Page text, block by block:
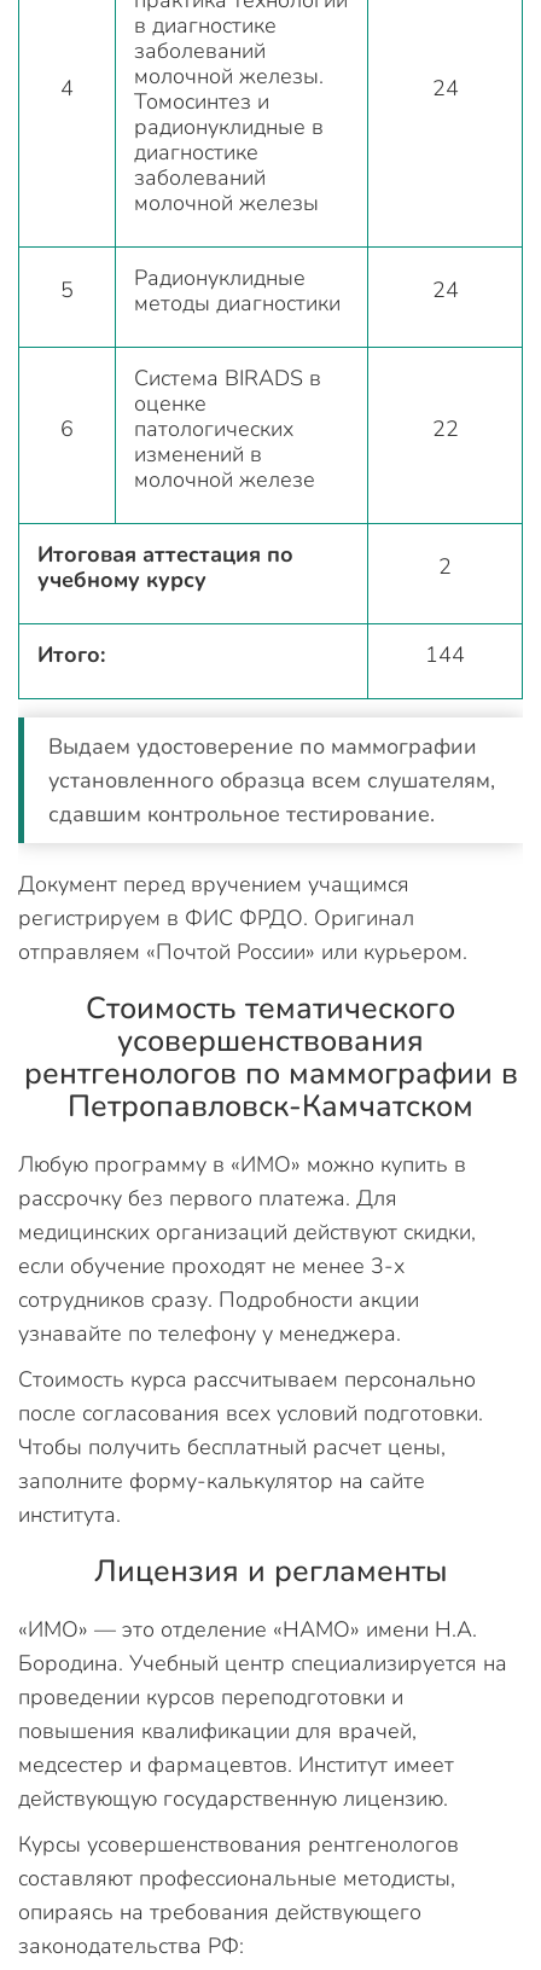
4
в диагностике
заболеваний
молочной железы.
Томосинтез и
радионуклидные в
диагностике
заболеваний
молочной железы
24
5
Радионуклидные
методы диагностики
24
6
Система BIRADS в
оценке
патологических
изменений в
молочной железе
22
Итоговая аттестация по
учебному курсу
2
Итого: 144
Выдаем удостоверение по маммографии
установленного образца всем слушателям,
сдавшим контрольное тестирование.
Документ перед вручением учащимся
регистрируем в ФИС ФРДО. Оригинал
отправляем «Почтой России» или курьером.
Стоимость тематического
усовершенствования
рентгенологов по маммографии в
Петропавловск-Камчатском
Любую программу в «ИМО» можно купить в
рассрочку без первого платежа. Для
медицинских организаций действуют скидки,
если обучение проходят не менее 3-х
сотрудников сразу. Подробности акции
узнавайте по телефону у менеджера.
Стоимость курса рассчитываем персонально
после согласования всех условий подготовки.
Чтобы получить бесплатный расчет цены,
заполните форму-калькулятор на сайте
института.
Лицензия и регламенты
«ИМО» — это отделение «НАМО» имени Н.А.
Бородина. Учебный центр специализируется на
проведении курсов переподготовки и
повышения квалификации для врачей,
медсестер и фармацевтов. Институт имеет
действующую государственную лицензию.
Курсы усовершенствования рентгенологов
составляют профессиональные методисты,
опираясь на требования действующего
законодательства РФ: